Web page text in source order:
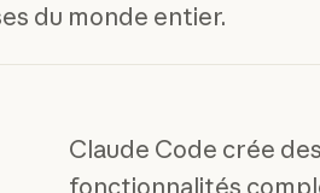
du monde entier.
Claude Code crée des
fonctionnalités